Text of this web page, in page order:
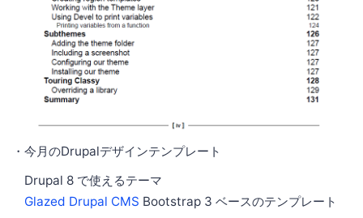
・今月のDrupalデザインテンプレート
Drupal 8 で使えるテーマ
Glazed Drupal CMS Bootstrap 3 ベースのテンプレート